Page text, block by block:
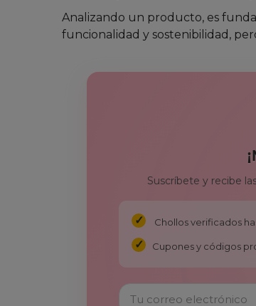
Analizando un producto, es
funcionalidad y sostenibilidad,
Suscríbete y recibe
Chollos verificados
Cupones y códigos